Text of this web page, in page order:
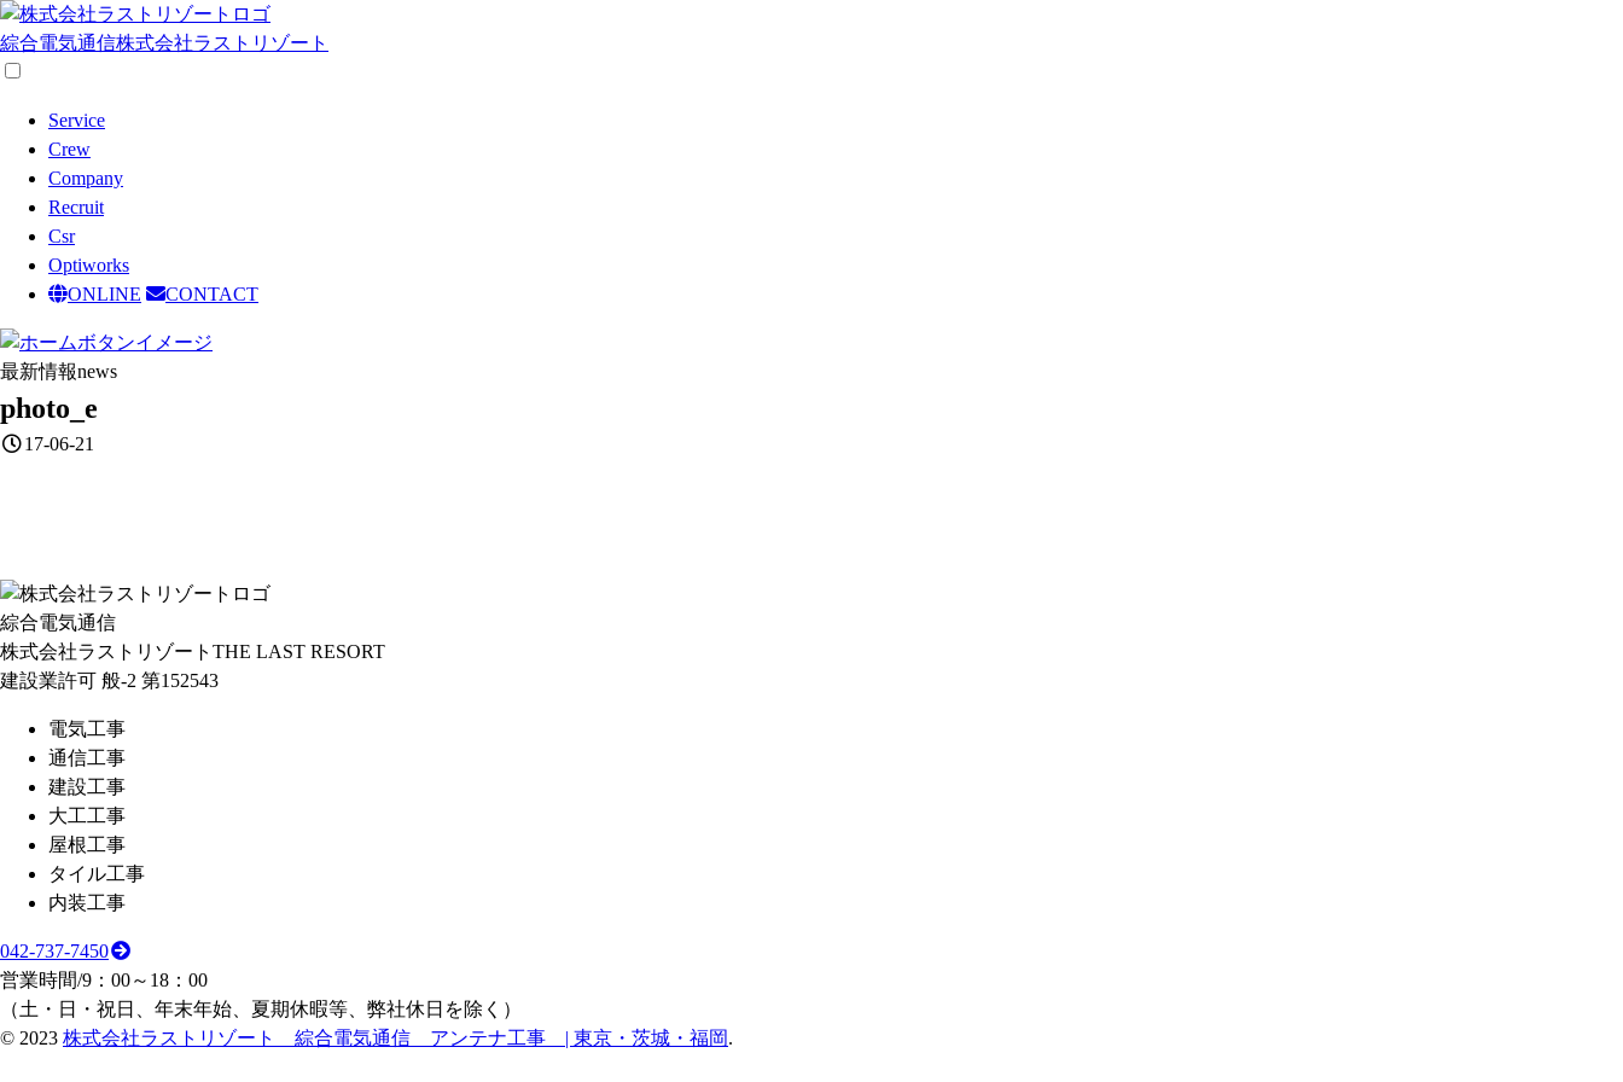
綜合電気通信株式会社ラストリゾート
Service
Crew
Company
Recruit
Csr
Optiworks
ONLINE
CONTACT
最新情報news
photo_e
17-06-21
綜合電気通信
株式会社ラストリゾート THE LAST RESORT
建設業許可 般-2 第152543
電気工事
通信工事
建設工事
大工工事
屋根工事
タイル工事
内装工事
042-737-7450
営業時間/9：00～18：00
（土・日・祝日、年末年始、夏期休暇等、弊社休日を除く）
© 2023 株式会社ラストリゾート 綜合電気通信 アンテナ工事 | 東京・茨城・福岡.